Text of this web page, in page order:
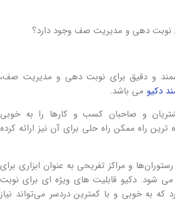
نوبت دهی و مدیریت صف وجود دارد؟
و دقیق برای نوبت دهی و مدیریت صف،
دکیو می باشد.
و صاحبان کسب و کارها را به خوبی
راه ممکن راه حلی برای آن نیز ارائه کرده
و مراکز تفریحی به عنوان ابزاری برای
می شود. دکیو قابلیت های ویژه ای برای نوبت
به خوبی و با کمترین دردسر می‌تواند نیاز